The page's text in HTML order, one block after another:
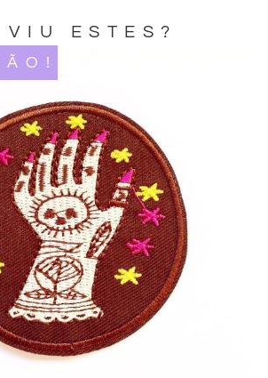
ESTES?